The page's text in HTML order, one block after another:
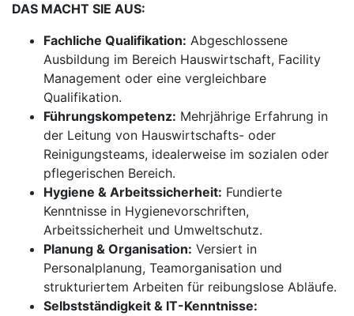
DAS MACHT SIE AUS:
Fachliche Qualifikation: Abgeschlossene
Ausbildung im Bereich Hauswirtschaft, Facility
Management oder eine vergleichbare
Qualifikation.
Führungskompetenz: Mehrjährige Erfahrung in
der Leitung von Hauswirtschafts- oder
Reinigungsteams, idealerweise im sozialen oder
pflegerischen Bereich.
Hygiene & Arbeitssicherheit: Fundierte
Kenntnisse in Hygienevorschriften,
Arbeitssicherheit und Umweltschutz.
Planung & Organisation: Versiert in
Personalplanung, Teamorganisation und
strukturiertem Arbeiten für reibungslose Abläufe.
Selbstständigkeit & IT-Kenntnisse: